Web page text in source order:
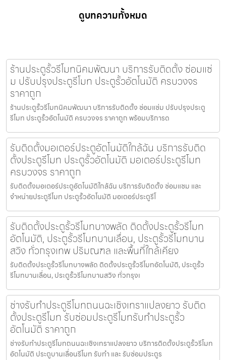
ดูบทความทั้งหมด
ร้านประตูรั้วรีโมทนิคมพัฒนา บริการรับติดตั้ง ซ่อมแซ่
ม ปรับปรุงประตูรีโมท ประตูรั้วอัตโนมัติ ครบวงจร
ราคาถูก
ร้านประตูรั้วรีโมทนิคมพัฒนา บริการรับติดตั้ง ซ่อมแซ่ม ปรับปรุงประตู
รีโมท ประตูรั้วอัตโนมัติ ครบวงจร ราคาถูก พร้อมบริการด
รับติดตั้งมอเตอร์ประตูอัตโนมัติใกล้ฉัน บริการรับติด
ตั้งประตูรีโมท ประตูรั้วอัตโนมัติ มอเตอร์ประตูรีโมท
ครบวงจร ราคาถูก
รับติดตั้งมอเตอร์ประตูอัตโนมัติใกล้ฉัน บริการรับติดตั้ง ซ่อมแซม และ
จำหน่ายประตูรีโมท ประตูรั้วอัตโนมัติ มอเตอร์ประตูรีโ
รับติดตั้งประตูรั้วรีโมทบางพลัด ติดตั้งประตูรั้วรีโมท
อัตโนมัติ, ประตูรั้วรีโมทบานเลื่อน, ประตูรั้วรีโมทบาน
สวิง ทั่วกรุงเทพ ปริมณฑล และพื้นที่ใกล้เคียง
รับติดตั้งประตูรั้วรีโมทบางพลัด ติดตั้งประตูรั้วรีโมทอัตโนมัติ, ประตูรั้ว
รีโมทบานเลื่อน, ประตูรั้วรีโมทบานสวิง ทั่วกรุงเ
ช่างรับทำประตูรีโมทถนนฉะเชิงเทราแปลงยาว รับติด
ตั้งประตูรีโมท รับซ่อมประตูรีโมทรับทำประตูรั้ว
อัตโนมัติ ราคาถูก
ช่างรับทำประตูรีโมทถนนฉะเชิงเทราแปลงยาว บริการติดตั้งประตูรั้วรีโมท
อัตโนมัติ ประตูบานเลื่อนรีโมท รับทำ และ รับซ่อมประตูร